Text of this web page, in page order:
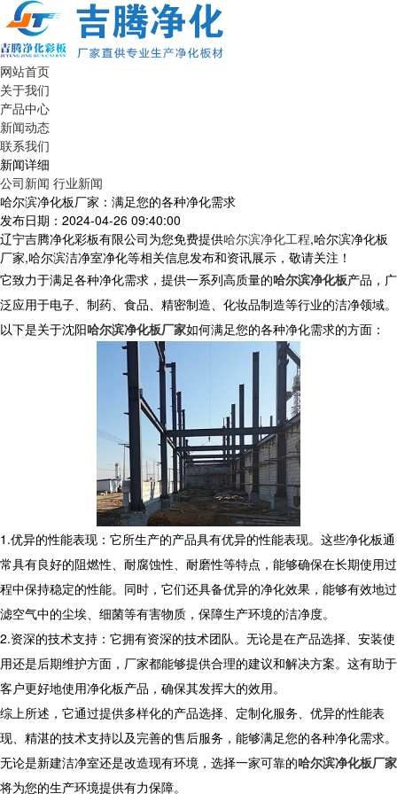
网站首页
关于我们
产品中心
新闻动态
联系我们
新闻详细
公司新闻 行业新闻
哈尔滨净化板厂家：满足您的各种净化需求
发布日期：2024-04-26 09:40:00
辽宁吉腾净化彩板有限公司为您免费提供哈尔滨净化工程,哈尔滨净化板
厂家,哈尔滨洁净室净化等相关信息发布和资讯展示，敬请关注！
它致力于满足各种净化需求，提供一系列高质量的哈尔滨净化板产品，广
泛应用于电子、制药、食品、精密制造、化妆品制造等行业的洁净领域。
以下是关于沈阳哈尔滨净化板厂家如何满足您的各种净化需求的方面：
1.优异的性能表现：它所生产的产品具有优异的性能表现。这些净化板通
常具有良好的阻燃性、耐腐蚀性、耐磨性等特点，能够确保在长期使用过
程中保持稳定的性能。同时，它们还具备优异的净化效果，能够有效地过
滤空气中的尘埃、细菌等有害物质，保障生产环境的洁净度。
2.资深的技术支持：它拥有资深的技术团队。无论是在产品选择、安装使
用还是后期维护方面，厂家都能够提供合理的建议和解决方案。这有助于
客户更好地使用净化板产品，确保其发挥大的效用。
综上所述，它通过提供多样化的产品选择、定制化服务、优异的性能表
现、精湛的技术支持以及完善的售后服务，能够满足您的各种净化需求。
无论是新建洁净室还是改造现有环境，选择一家可靠的哈尔滨净化板厂家
将为您的生产环境提供有力保障。